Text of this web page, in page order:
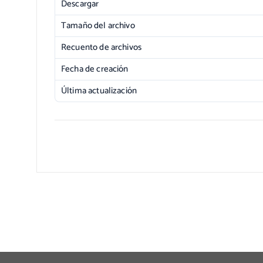
Descargar
Tamaño del archivo
Recuento de archivos
Fecha de creación
Última actualización